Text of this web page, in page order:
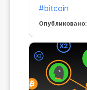
#bitcoin
Опубликовано: